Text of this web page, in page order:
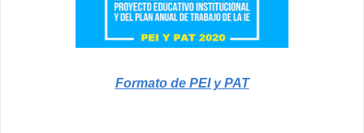
Formato de PEI y PAT